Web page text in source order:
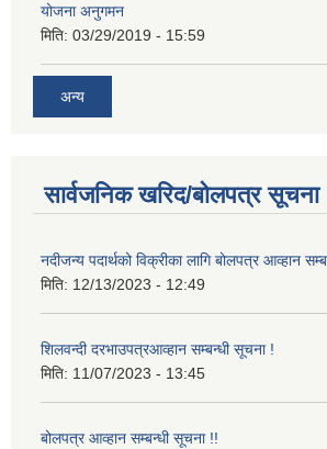
योजना अनुगमन
मिति: 03/29/2019 - 15:59
अन्य
सार्वजनिक खरिद/बोलपत्र सूचना
नदीजन्य पदार्थको विक्रीका लागि बोलपत्र आव्हान
मिति: 12/13/2023 - 12:49
शिलवन्दी दरभाउपत्रआव्हान सम्बन्धी सूचना !
मिति: 11/07/2023 - 13:45
बोलपत्र आव्हान सम्बन्धी सूचना !!